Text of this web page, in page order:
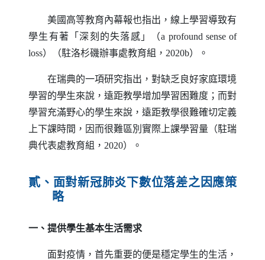
美國高等教育內幕報也指出，線上學習導致有
學生有著「深刻的失落感」（a profound sense of
loss）（駐洛杉磯辦事處教育組，2020b）。
在瑞典的一項研究指出，對缺乏良好家庭環境
學習的學生來說，遠距教學增加學習困難度；而對
學習充滿野心的學生來說，遠距教學很難確切定義
上下課時間，因而很難區別實際上課學習量（駐瑞
典代表處教育組，2020）。
貳、面對新冠肺炎下數位落差之因應策
略
一、提供學生基本生活需求
面對疫情，首先重要的便是穩定學生的生活，